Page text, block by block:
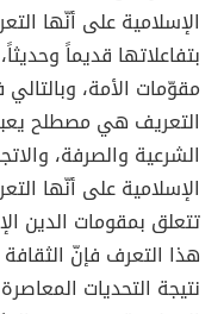
الإسلامية على أنّها
بتفاعلاتها قديماً
مقوّمات الأمة،
التعريف هي مصطلح
الشرعية والصرفة،
الإسلامية على أنّها
تتعلق بمقومات الدين
هذا التعرف فإنّ
نتيجة التحديات